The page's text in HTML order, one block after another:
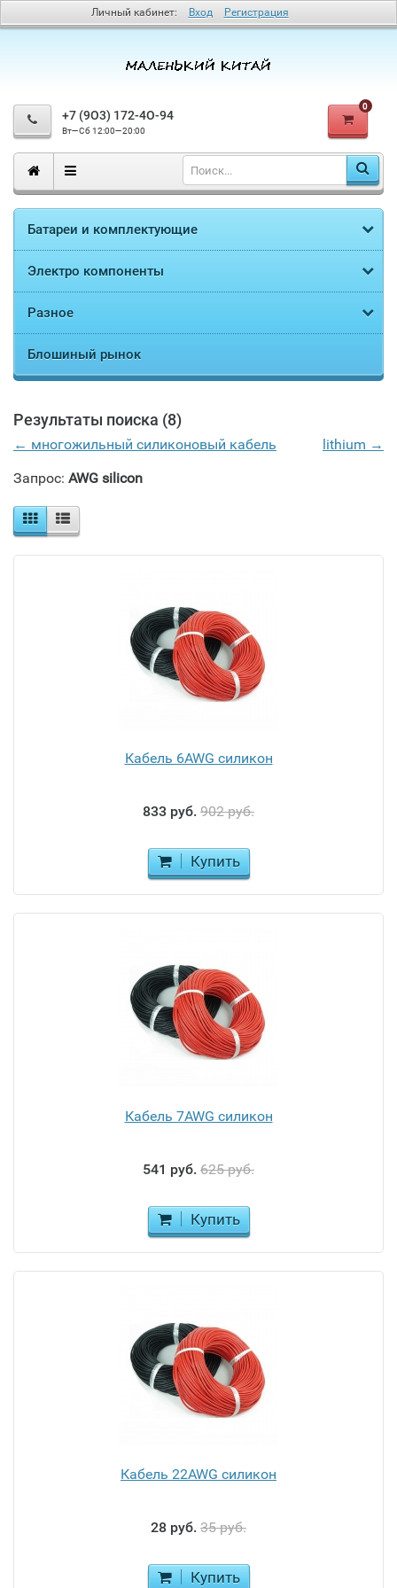
Личный кабинет: Вход Регистрация
+7 (9O3) 172-4O-94
Вт—Сб 12:00—20:00
0
Батареи и комплектующие
Электро компоненты
Разное
Блошиный рынок
Результаты поиска (8)
lithium →
← многожильный силиконовый кабель
Запрос: AWG silicon
Кабель 6AWG силикон
833 руб. 902 руб.
Купить
Кабель 7AWG силикон
541 руб. 625 руб.
Купить
Кабель 22AWG силикон
28 руб. 35 руб.
Купить